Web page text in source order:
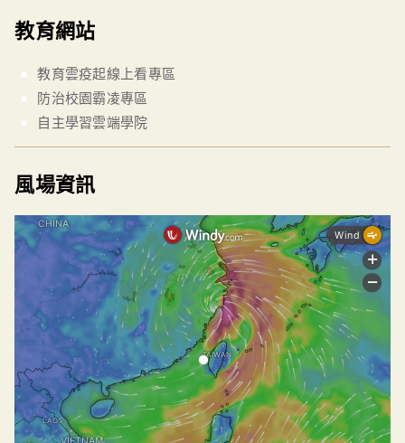
教育網站
教育雲疫起線上看專區
防治校園霸凌專區
自主學習雲端學院
風場資訊